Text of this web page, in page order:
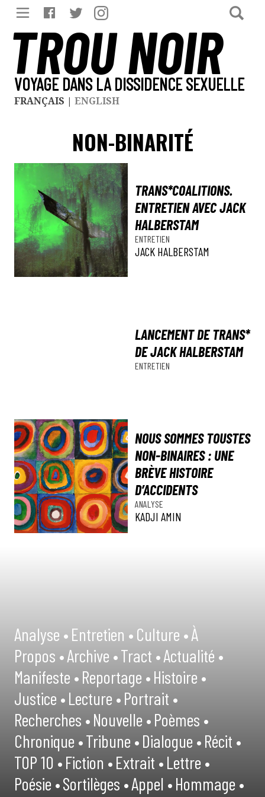
TROU NOIR
VOYAGE DANS LA DISSIDENCE SEXUELLE
FRANÇAIS | ENGLISH
NON-BINARITÉ
TRANS*COALITIONS.
ENTRETIEN AVEC JACK
HALBERSTAM
ENTRETIEN
JACK HALBERSTAM
LANCEMENT DE TRANS*
DE JACK HALBERSTAM
ENTRETIEN
NOUS SOMMES TOUSTES
NON-BINAIRES : UNE
BRÈVE HISTOIRE
D’ACCIDENTS
ANALYSE
KADJI AMIN
Analyse •Entretien •Culture •À
Propos •Archive •Tract •Actualité •
Manifeste •Reportage •Histoire •
Justice •Lecture •Portrait •
Recherches •Nouvelle •Poèmes •
Chronique •Tribune •Dialogue •Récit •
TOP 10 •Fiction •Extrait •Lettre •
Poésie •Sortilèges •Appel •Hommage •